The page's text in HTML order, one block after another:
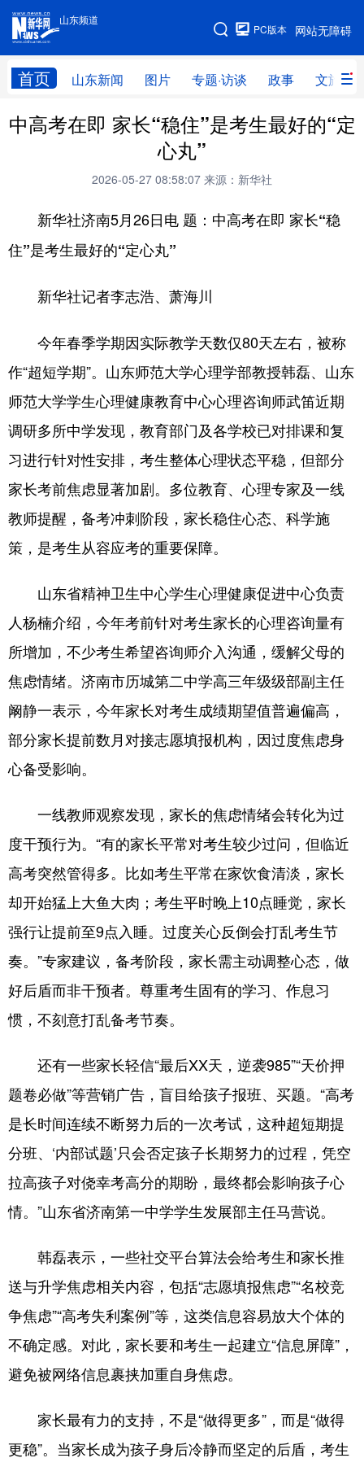
山东频道
网站无障碍
PC版本
首页 山东新闻 图片 专题·访谈 政事 文旅
手机版
网站地图
学习进行时 高层 时政 人事
全球连线
科技 科普 体育 文化
健康 军事
图片 中央文件
溯源中国 城市 旅游 能源
会展 彩票 娱乐 时尚
悦读 公益 书画 一带一路
亚太网 上市公司 投教基地
地方频道
政事 文旅 社会民生 山东产经
文娱 融媒秀 地市 科教
健康 微视齐鲁
多语种频道
English
中高考在即 家长“稳住”是考生最好的“定
心丸”
2026-05-27 08:58:07 来源：新华社
新华社济南5月26日电 题： 中高考在即 家长“稳
住”是考生最好的“定心丸”
新华社记者李志浩、萧海川
今年春季学期因实际教学天数仅80天左右，被称
作“超短学期”。山东师范大学心理学部教授韩磊、山东
师范大学学生心理健康教育中心心理咨询师武笛近期
调研多所中学发现，教育部门及各学校已对排课和复
习进行针对性安排，考生整体心理状态平稳，但部分
家长考前焦虑显著加剧。多位教育、心理专家及一线
教师提醒，备考冲刺阶段，家长稳住心态、科学施
策，是考生从容应考的重要保障。
山东省精神卫生中心学生心理健康促进中心负责
人杨楠介绍，今年考前针对考生家长的心理咨询量有
所增加，不少考生希望咨询师介入沟通，缓解父母的
焦虑情绪。济南市历城第二中学高三年级级部副主任
阚静一表示，今年家长对考生成绩期望值普遍偏高，
部分家长提前数月对接志愿填报机构，因过度焦虑身
心备受影响。
一线教师观察发现，家长的焦虑情绪会转化为过
度干预行为。“有的家长平常对考生较少过问，但临近
高考突然管得多。比如考生平常在家饮食清淡，家长
却开始猛上大鱼大肉；考生平时晚上10点睡觉，家长
强行让提前至9点入睡。过度关心反倒会打乱考生节
奏。”专家建议，备考阶段，家长需主动调整心态，做
好后盾而非干预者。尊重考生固有的学习、作息习
惯，不刻意打乱备考节奏。
还有一些家长轻信“最后XX天，逆袭985”“天价押
题卷必做”等营销广告，盲目给孩子报班、买题。“高考
是长时间连续不断努力后的一次考试，这种超短期提
分班、‘内部试题’只会否定孩子长期努力的过程，凭空
拉高孩子对侥幸考高分的期盼，最终都会影响孩子心
情。”山东省济南第一中学学生发展部主任马营说。
韩磊表示，一些社交平台算法会给考生和家长推
送与升学焦虑相关内容，包括“志愿填报焦虑”“名校竞
争焦虑”“高考失利案例”等，这类信息容易放大个体的
不确定感。对此，家长要和考生一起建立“信息屏障”，
避免被网络信息裹挟加重自身焦虑。
家长最有力的支持，不是“做得更多”，而是“做得
更稳”。当家长成为孩子身后冷静而坚定的后盾，考生